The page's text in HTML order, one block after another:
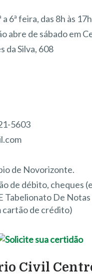
a 6ª feira, das 8h às
abre de sábado em
da Silva, 608
5603
de Novorizonte.
de débito, cheques
Tabelionato De
cartão de crédito)
Civil